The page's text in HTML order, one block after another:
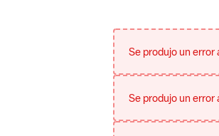
Se produjo un
Se produjo un